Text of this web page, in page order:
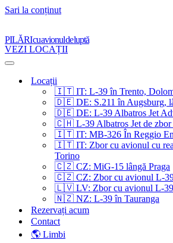
Sari la conținut
PILĂRI cu avionul de luptă
VEZI LOCAȚII
Meniu
navigareLocații
🇮🇹 IT: L-39 în Trento,
🇩🇪 DE: S.211 în Augsburg,
🇩🇪 DE: L-39 Albatros Jet
🇨🇭 L-39 Albatros Jet de zbor
🇮🇹 IT: MB-326 În Reggio
🇮🇹 IT: Zbor cu avionul cu
Torino
🇨🇿 CZ: MiG-15 lângă Praga
🇨🇿 CZ: Zbor cu avionul L-
🇱🇻 LV: Zbor cu avionul L-39
🇳🇿 NZ: L-39 în Tauranga
Rezervați acum
Contact
🌎 Limbi